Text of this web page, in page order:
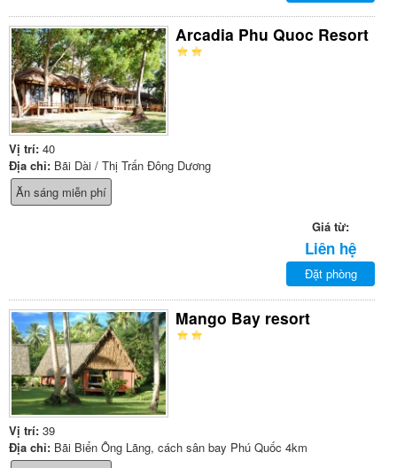
Arcadia Phu Quoc Resort
Vị trí: 40
Địa chỉ: Bãi Dài / Thị Trấn Đông Dương
Ăn sáng miễn phí
Giá từ:
Liên hệ
Đặt phòng
Mango Bay resort
Vị trí: 39
Địa chỉ: Bãi Biển Ông Lãng, cách sân bay Phú Quốc 4km